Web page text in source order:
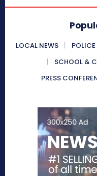
LOCAL NEWS
SCHOOL &
PRESS